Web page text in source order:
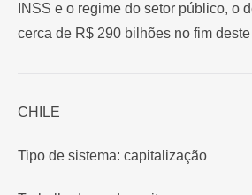
INSS e o regime do setor público, o
cerca de R$ 290 bilhões no fim
CHILE
Tipo de sistema: capitalização